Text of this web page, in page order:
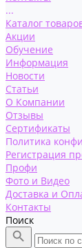
...
Каталог
Акции
Обучение
Информация
Новости
Статьи
О Компании
Отзывы
Сертификаты
Политика
Регистрация
Профи
Фото и Видео
Доставка и
Контакты
Поиск